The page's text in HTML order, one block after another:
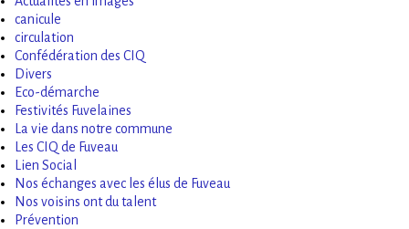
canicule
circulation
Confédération des CIQ
Divers
Eco-démarche
Festivités Fuvelaines
La vie dans notre commune
Les CIQ de Fuveau
Lien Social
Nos échanges avec les élus de Fuveau
Nos voisins ont du talent
Prévention